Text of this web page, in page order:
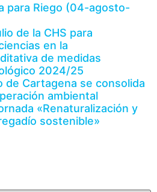
para Riego (04-agosto-
de la CHS para
en la
de medidas
2024/25
de Cartagena se consolida
ambiental
«Renaturalización y
sostenible»